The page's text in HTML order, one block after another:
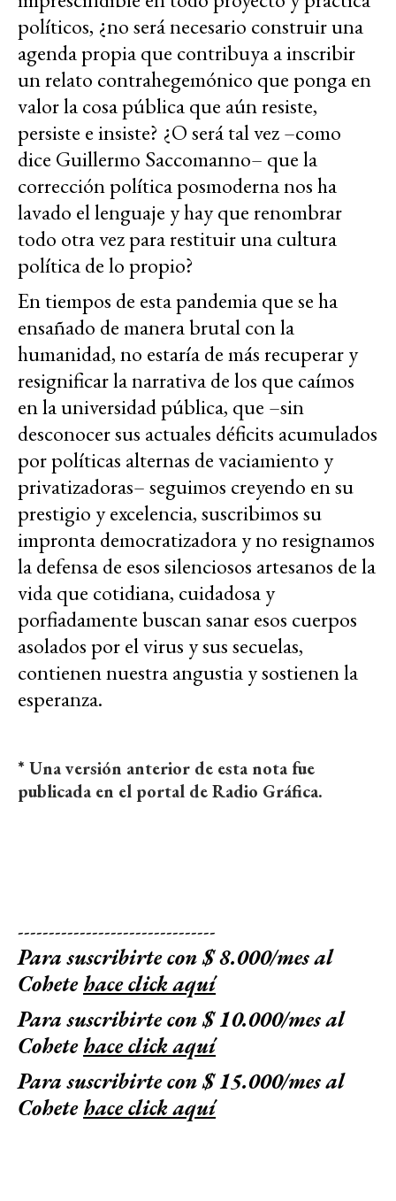
políticos, ¿no será necesario construir una
agenda propia que contribuya a inscribir
un relato contrahegemónico que ponga en
valor la cosa pública que aún resiste,
persiste e insiste? ¿O será tal vez –como
dice Guillermo Saccomanno– que la
corrección política posmoderna nos ha
lavado el lenguaje y hay que renombrar
todo otra vez para restituir una cultura
política de lo propio?
En tiempos de esta pandemia que se ha
ensañado de manera brutal con la
humanidad, no estaría de más recuperar y
resignificar la narrativa de los que caímos
en la universidad pública, que –sin
desconocer sus actuales déficits acumulados
por políticas alternas de vaciamiento y
privatizadoras– seguimos creyendo en su
prestigio y excelencia, suscribimos su
impronta democratizadora y no resignamos
la defensa de esos silenciosos artesanos de la
vida que cotidiana, cuidadosa y
porfiadamente buscan sanar esos cuerpos
asolados por el virus y sus secuelas,
contienen nuestra angustia y sostienen la
esperanza.
* Una versión anterior de esta nota fue
publicada en el portal de Radio Gráfica.
--------------------------------
Para suscribirte con $ 8.000/mes al
Cohetehace click aquí
Para suscribirte con $ 10.000/mes al
Cohetehace click aquí
Para suscribirte con $ 15.000/mes al
Cohetehace click aquí